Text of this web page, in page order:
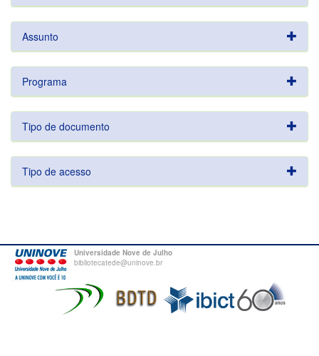
Assunto
Programa
Tipo de documento
Tipo de acesso
Universidade Nove de Julho
bibliotecatede@uninove.br